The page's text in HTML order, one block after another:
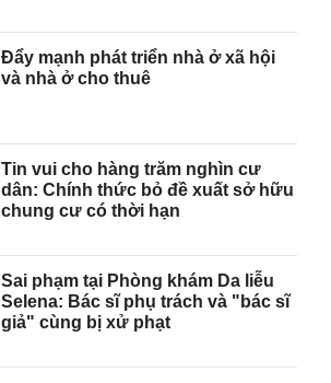
Đẩy mạnh phát triển nhà ở xã hội
và nhà ở cho thuê
Tin vui cho hàng trăm nghìn cư
dân: Chính thức bỏ đề xuất sở hữu
chung cư có thời hạn
Sai phạm tại Phòng khám Da liễu
Selena: Bác sĩ phụ trách và "bác sĩ
giả" cùng bị xử phạt